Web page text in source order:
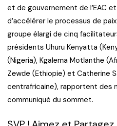
et de gouvernement de l’EAC
d’accélérer le processus de
groupe élargi de cinq
présidents Uhuru Kenyatta
(Nigeria), Kgalema Motlanthe
Zewde (Ethiopie) et Catherine
centrafricaine), rapportent des
communiqué du sommet.